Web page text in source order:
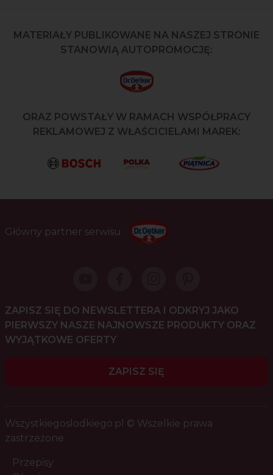
MATERIAŁY PUBLIKOWANE NA NASZEJ STRONIE
STANOWIĄ AUTOPROMOCJĘ:
ORAZ POWSTAŁY W RAMACH WSPÓŁPRACY
REKLAMOWEJ Z WŁAŚCICIELAMI MAREK:
Główny partner serwisu
ZAPISZ SIĘ DO NEWSLETTERA I ODKRYJ JAKO
PIERWSZY NASZE NAJNOWSZE PRODUKTY ORAZ
WYJĄTKOWE OFERTY
ZAPISZ SIĘ
Wszystkiegoslodkiego.pl © Wszelkie prawa
zastrzeżone
Przepisy